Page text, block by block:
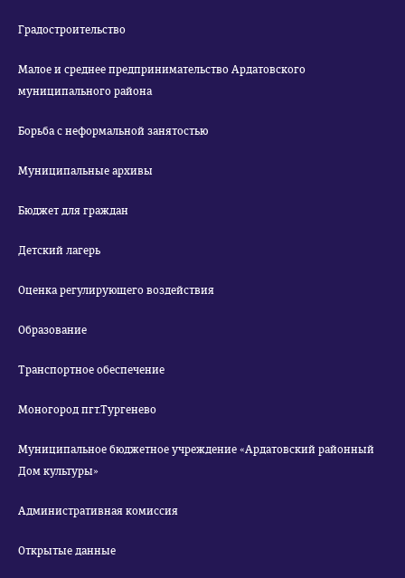
Градостроительство
Малое и среднее предпринимательство Ардатовского
муниципального района
Борьба с неформальной занятостью
Муниципальные архивы
Бюджет для граждан
Детский лагерь
Оценка регулирующего воздействия
Образование
Транспортное обеспечение
Моногород пгт.Тургенево
Муниципальное бюджетное учреждение «Ардатовский районный
Дом культуры»
Административная комиссия
Открытые данные